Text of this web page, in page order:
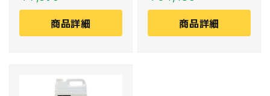
用します。
商品詳細
刷する際に、前工程と
して塗布する薬剤で
商品詳細